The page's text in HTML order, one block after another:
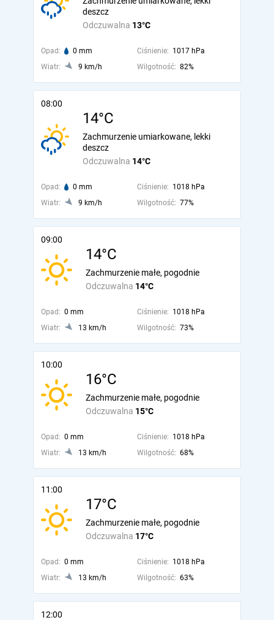
Odczuwalna 13°C
deszcz
Opad: 0 mm Ciśnienie: 1017 hPa
Wiatr:
9 km/h Wilgotność: 82%
08:00
14°C
Odczuwalna 14°C
Zachmurzenie umiarkowane, lekki
deszcz
Opad: 0 mm Ciśnienie: 1018 hPa
Wiatr:
9 km/h Wilgotność: 77%
09:00
14°C
Odczuwalna 14°C
Zachmurzenie małe, pogodnie
Opad: 0 mm Ciśnienie: 1018 hPa
Wiatr:
13 km/h Wilgotność: 73%
10:00
16°C
Odczuwalna 15°C
Zachmurzenie małe, pogodnie
Opad: 0 mm Ciśnienie: 1018 hPa
Wiatr:
13 km/h Wilgotność: 68%
11:00
17°C
Odczuwalna 17°C
Zachmurzenie małe, pogodnie
Opad: 0 mm Ciśnienie: 1018 hPa
Wiatr:
13 km/h Wilgotność: 63%
12:00